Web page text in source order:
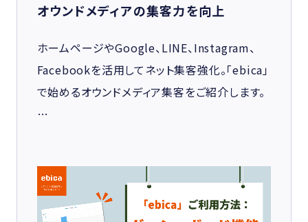
オウンドメディアの集客力を向上
ホームページやGoogle、LINE、Instagram、
Facebookを活用してネット集客強化。「ebica」
で始めるオウンドメディア集客をご紹介します。
…